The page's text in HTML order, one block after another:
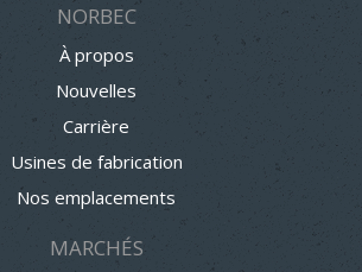
NORBEC
À propos
Nouvelles
Carrière
Usines de fabrication
Nos emplacements
MARCHÉS